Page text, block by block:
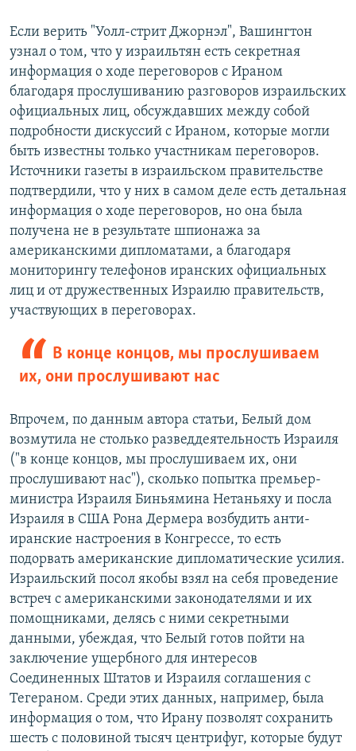
Если верить "Уолл-стрит Джорнэл", Вашингтон
узнал о том, что у израильтян есть секретная
информация о ходе переговоров с Ираном
благодаря прослушиванию разговоров израильских
официальных лиц, обсуждавших между собой
подробности дискуссий с Ираном, которые могли
быть известны только участникам переговоров.
Источники газеты в израильском правительстве
подтвердили, что у них в самом деле есть детальная
информация о ходе переговоров, но она была
получена не в результате шпионажа за
американскими дипломатами, а благодаря
мониторингу телефонов иранских официальных
лиц и от дружественных Израилю правительств,
участвующих в переговорах.
В конце концов, мы прослушиваем
их, они прослушивают нас
Впрочем, по данным автора статьи, Белый дом
возмутила не столько разведдеятельность Израиля
("в конце концов, мы прослушиваем их, они
прослушивают нас"), сколько попытка премьер-
министра Израиля Биньямина Нетаньяху и посла
Израиля в США Рона Дермера возбудить анти-
иранские настроения в Конгрессе, то есть
подорвать американские дипломатические усилия.
Израильский посол якобы взял на себя проведение
встреч с американскими законодателями и их
помощниками, делясь с ними секретными
данными, убеждая, что Белый готов пойти на
заключение ущербного для интересов
Соединенных Штатов и Израиля соглашения с
Тегераном. Среди этих данных, например, была
информация о том, что Ирану позволят сохранить
шесть с половиной тысяч центрифуг, которые будут